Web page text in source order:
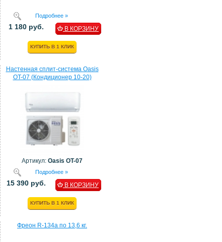
Подробнее »
1 180 руб. В КОРЗИНУ
КУПИТЬ В 1 КЛИК
Настенная сплит-система Oasis
OT-07 (Кондиционер 10-20)
Артикул: Oasis OT-07
Подробнее »
15 390 руб. В КОРЗИНУ
КУПИТЬ В 1 КЛИК
Фреон R-134a по 13,6 кг.